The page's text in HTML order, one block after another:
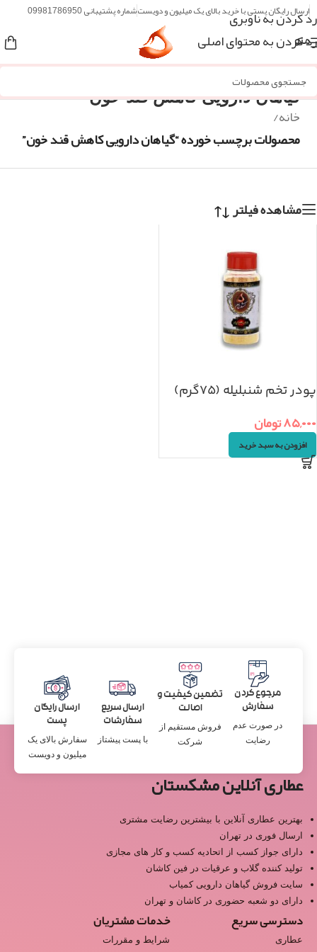
رد کردن به ناوبری
رد کردن به محتوای اصلی
ارسال رایگان پستی با خرید بالای یک میلیون و دویستشماره پشتیبانی 09981786950
منو
گیاهان دارویی کاهش قند خون
خانه/
محصولات برچسب خورده “گیاهان دارویی کاهش قند خون”
مشاهده فیلتر
پودر تخم شنبلیله (۷۵گرم)
۸۵,۰۰۰تومان
افزودن به سبد خرید
مرجوع کردن
سفارش
در صورت عدم
رضایت
تضمین کیفیت و
اصالت
فروش مستقیم از
شرکت
ارسال سریع
سفارشات
با پست پیشتاز
ارسال رایگان
پست
سفارش بالای یک
میلیون و دویست
عطاری آنلاین مشکستان
بهترین عطاری آنلاین با بیشترین رضایت مشتری
ارسال فوری در تهران
دارای جواز کسب از اتحادیه کسب و کار های مجازی
تولید کننده گلاب و عرقیات در فین کاشان
سایت فروش گیاهان دارویی کمیاب
دارای دو شعبه حضوری در کاشان و تهران
دسترسی سریع
عطاری
خدمات مشتریان
شرایط و مقررات